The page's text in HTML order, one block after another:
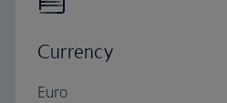
Currency
Euro